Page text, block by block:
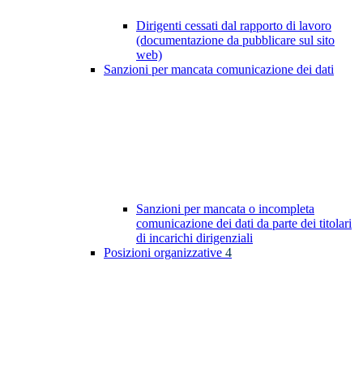
Dirigenti cessati dal rapporto di lavoro
(documentazione da pubblicare sul sito
web)
Sanzioni per mancata comunicazione dei dati
Sanzioni per mancata o incompleta
comunicazione dei dati da parte dei titolari
di incarichi dirigenziali
Posizioni organizzative 4